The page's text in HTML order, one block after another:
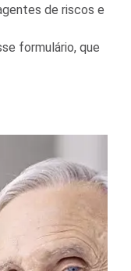
de riscos e
formulário, que